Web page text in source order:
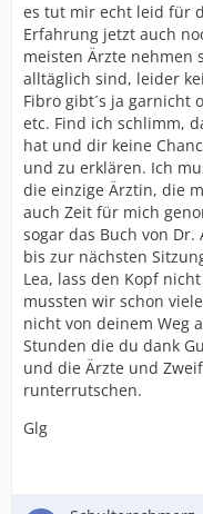
es tut mir echt leid für
Erfahrung jetzt auch
meisten Ärzte nehmen
alltäglich sind, leider
Fibro gibt´s ja garnicht
etc. Find ich schlimm,
hat und dir keine
und zu erklären. Ich
die einzige Ärztin, die
auch Zeit für mich
sogar das Buch von
bis zur nächsten
Lea, lass den Kopf
mussten wir schon
nicht von deinem Weg
Stunden die du dank
und die Ärzte und
runterrutschen.
Glg